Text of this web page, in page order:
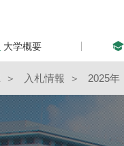
大学概要
入札情報 2025年